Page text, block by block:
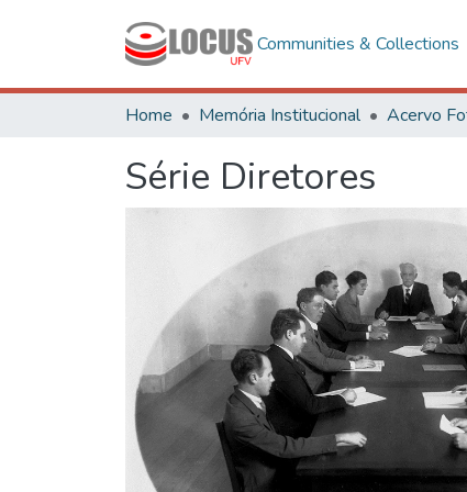
Communities & Collections
Home Memória Institucional
Série Diretores